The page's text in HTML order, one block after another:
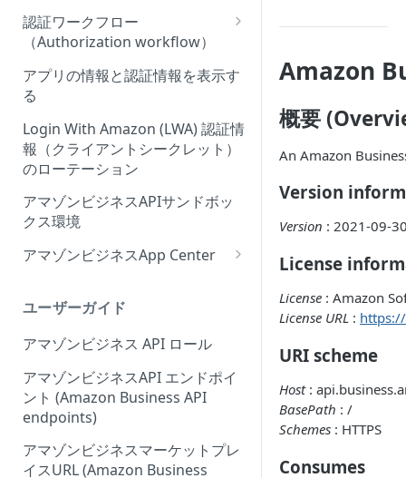
Onboarding Step 1: Authorize
your Amazon Business API
apps
Onboarding Step 2: Create
your request
認証ワークフロー
（Authorization workflow）
アマゾンビジネスサードパーテ
ィーウェブサイト認証ワークフ
ローの概要
アプリの情報と認証情報を表示す
る
Login With Amazon (LWA) 認証情
報（クライアントシークレット）
のローテーション
アマゾンビジネスAPIサンドボッ
クス環境
アマゾンビジネスApp Center
ーにアプリを出品する
アプリセンター認証ワークフロ
ー (App Center authorization
workflow)
アプリリスティングの管理
ユーザーガイド
アマゾンビジネス API ロール
アマゾンビジネスAPI エンドポイ
ント (Amazon Business API
endpoints)
アマゾンビジネスマーケットプレ
イスURL (Amazon Business
Amazon
概要
An Amazon
Version
Version : 2021-09-
License
License : Amazon
License URL :
URI scheme
Host:
BasePath : /
Schemes : HTTPS
Consumes